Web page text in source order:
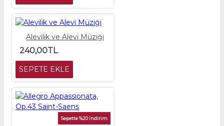
Alevilik ve Alevi Müziği
240,00TL
SEPETE EKLE
Sepette %20 İndirim